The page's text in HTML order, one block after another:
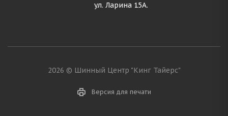
ул. Ларина 15А.
2026 © Шинный Центр "Кинг Тайерс"
Версия для печати